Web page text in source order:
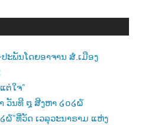
ະພັນໂດຍອາຈານ ສໍ.ເມືອງ
ຕ່ໃຈ”
ວັນທີ ໘ ສີງຫາ ໒໐໒໖
໖”ທີ່ວັດ ເວລຸວະນາຣາມ ແຫ່ງ